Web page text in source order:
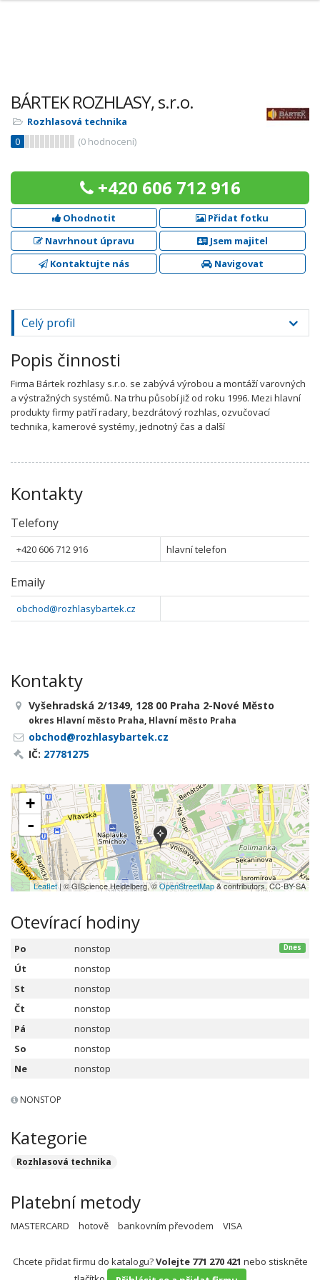
BÁRTEK ROZHLASY, s.r.o.
Rozhlasová technika
0
(0 hodnocení)
+420 606 712 916
Ohodnotit
Přidat fotku
Navrhnout úpravu
Jsem majitel
Kontaktujte nás
Navigovat
Celý profil
Popis činnosti
Firma Bártek rozhlasy s.r.o. se zabývá výrobou a montáží varovných
a výstražných systémů. Na trhu působí již od roku 1996. Mezi hlavní
produkty firmy patří radary, bezdrátový rozhlas, ozvučovací
technika, kamerové systémy, jednotný čas a další
Kontakty
Telefony
+420 606 712 916 hlavní telefon
Emaily
obchod@rozhlasybartek.cz
Kontakty
Vyšehradská 2/1349, 128 00 Praha 2-Nové Město
okres Hlavní město Praha, Hlavní město Praha
obchod@rozhlasybartek.cz
IČ: 27781275
+
-
Leaflet| © GIScience Heidelberg, ©OpenStreetMap& contributors, CC-BY-SA
Otevírací hodiny
Po nonstop Dnes
Út
nonstop
St
nonstop
Čt
nonstop
Pá
nonstop
So
nonstop
Ne
nonstop
NONSTOP
Kategorie
Rozhlasová technika
Platební metody
MASTERCARD hotově bankovním převodem VISA
Chcete přidat firmu do katalogu?Volejte 771 270 421 nebo stiskněte